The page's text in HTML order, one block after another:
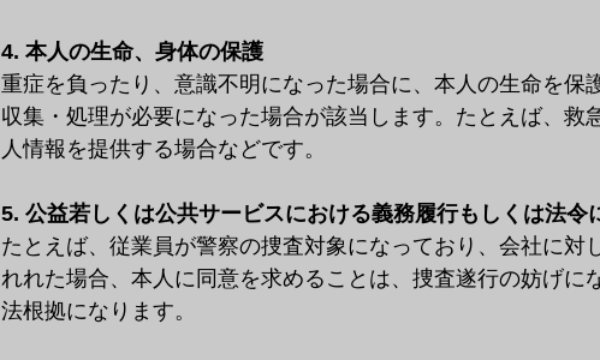
4. 本人の生命、身体の保護
重症を負ったり、意識不明になった場合に、本人の生命を保
収集・処理が必要になった場合が該当します。たとえば、救
人情報を提供する場合などです。
5. 公益若しくは公共サービスにおける義務履行もしくは法令
たとえば、従業員が警察の捜査対象になっており、会社に対
れれた場合、本人に同意を求めることは、捜査遂行の妨げに
法根拠になります。